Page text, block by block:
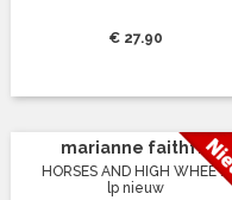
€ 27.90
marianne faithf...
HORSES AND HIGH WHEE ...
lp nieuw